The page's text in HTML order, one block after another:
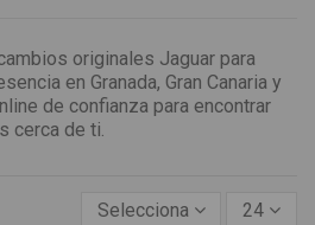
originales Jaguar para
en Granada, Gran Canaria y
de confianza para encontrar
cerca de ti.
Selecciona 24